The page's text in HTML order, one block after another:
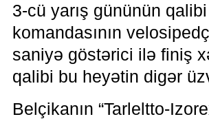
3-cü yarış gününün
komandasının
saniyə göstərici ilə finiş
qalibi bu heyətin digər
Belçikanın “Tarleltto-